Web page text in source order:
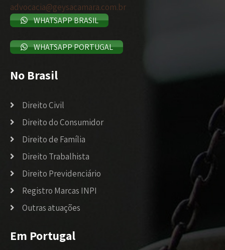
advocacia@geysacamara.com.br
WHATSAPP BRASIL
WHATSAPP PORTUGAL
No Brasil
Direito Civil
Direito do Consumidor
Direito de Família
Direito Trabalhista
Direito Previdenciário
Registro Marcas INPI
Outras atuações
Em Portugal